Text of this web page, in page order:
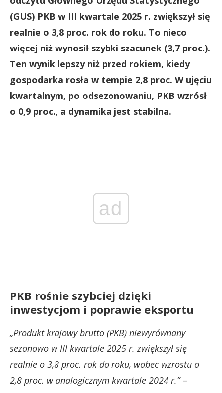
(GUS) PKB w III kwartale 2025 r. zwiększył się
realnie o 3,8 proc. rok do roku. To nieco
więcej niż wynosił szybki szacunek (3,7 proc.).
Ten wynik lepszy niż przed rokiem, kiedy
gospodarka rosła w tempie 2,8 proc. W ujęciu
kwartalnym, po odsezonowaniu, PKB wzrósł
o 0,9 proc., a dynamika jest stabilna.
ad
PKB rośnie szybciej dzięki
inwestycjom i poprawie eksportu
„Produkt krajowy brutto (PKB) niewyrównany
sezonowo w III kwartale 2025 r. zwiększył się
realnie o 3,8 proc. rok do roku, wobec wzrostu o
2,8 proc. w analogicznym kwartale 2024 r.”–